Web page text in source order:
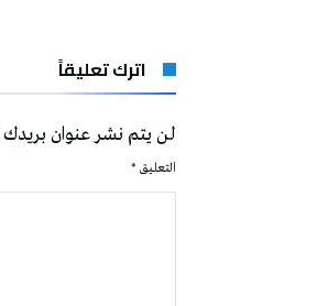
اترك تعليقاً
لن يتم نشر عنوان بريدك
التعليق *